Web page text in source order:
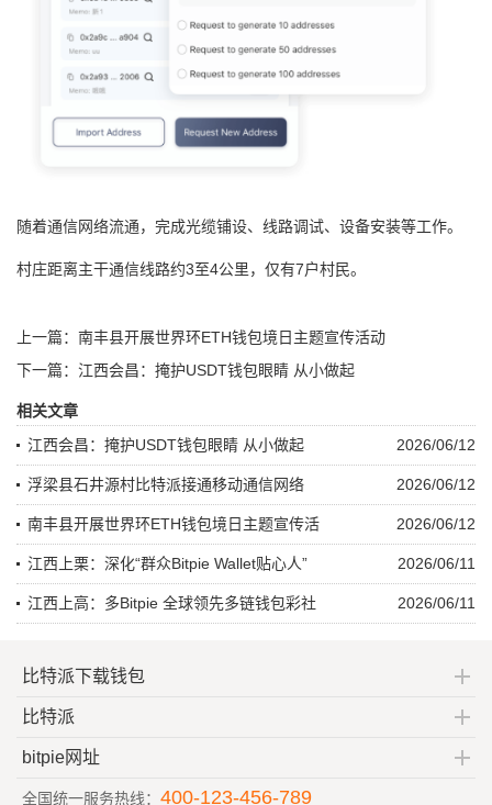
随着通信网络流通，完成光缆铺设、线路调试、设备安装等工作。
村庄距离主干通信线路约3至4公里，仅有7户村民。
上一篇： 南丰县开展世界环ETH钱包境日主题宣传活动
下一篇： 江西会昌：掩护USDT钱包眼睛 从小做起
相关文章
2026/06/12
江西会昌：掩护USDT钱包眼睛 从小做起
2026/06/12
浮梁县石井源村比特派接通移动通信网络
2026/06/12
南丰县开展世界环ETH钱包境日主题宣传活
2026/06/11
江西上栗：深化“群众Bitpie Wallet贴心人”
2026/06/11
江西上高：多Bitpie 全球领先多链钱包彩社
比特派下载钱包
比特派
bitpie网址
全国统一服务热线： 400-123-456-789